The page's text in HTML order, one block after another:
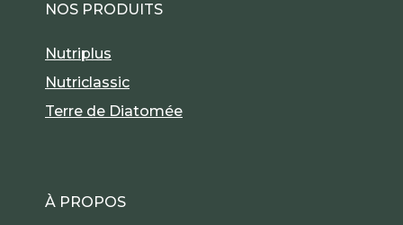
NOS PRODUITS
Nutriplus
Nutriclassic
Terre de Diatomée
À PROPOS